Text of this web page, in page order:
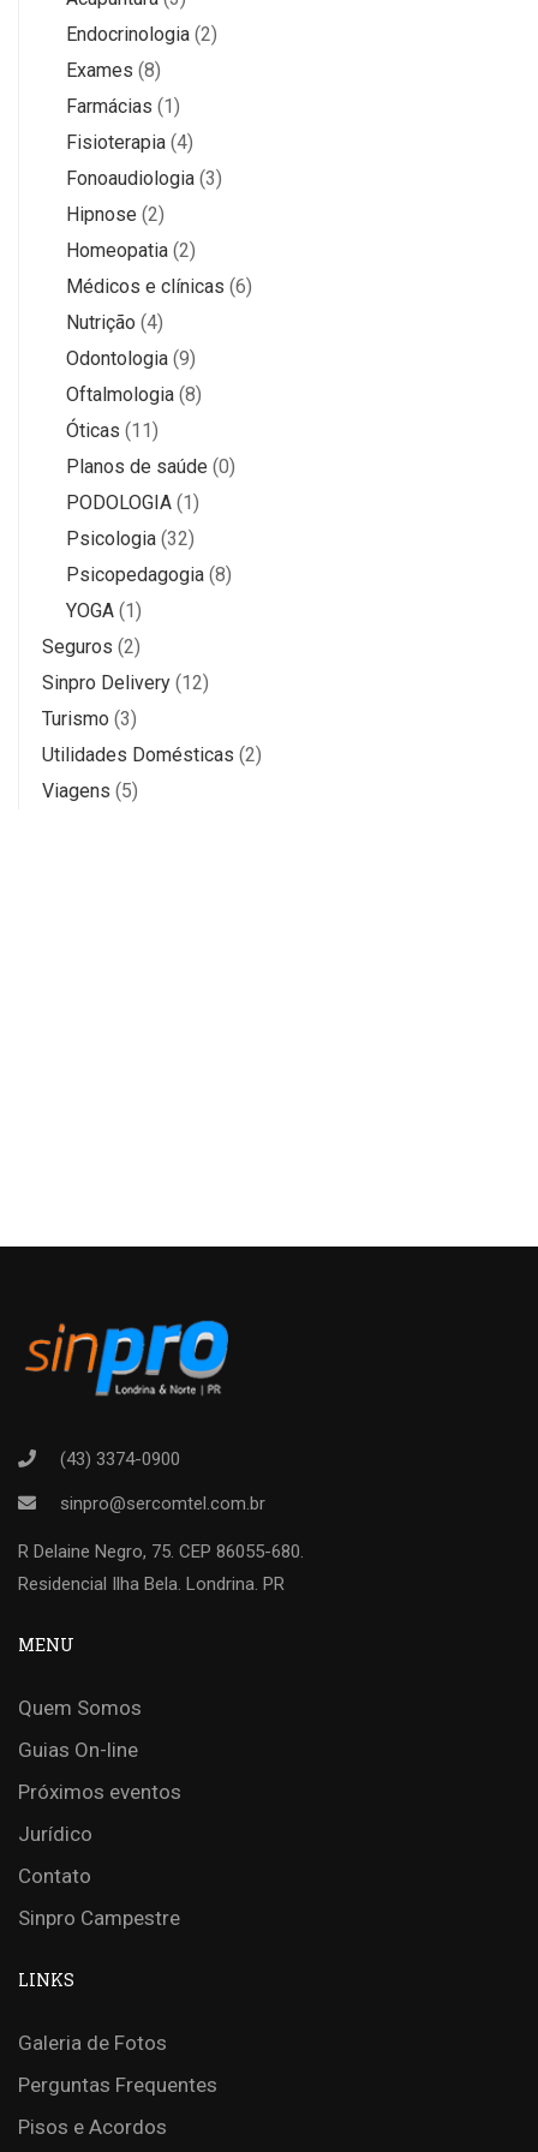
Endocrinologia (2)
Exames (8)
Farmácias (1)
Fisioterapia (4)
Fonoaudiologia (3)
Hipnose (2)
Homeopatia (2)
Médicos e clínicas (6)
Nutrição (4)
Odontologia (9)
Oftalmologia (8)
Óticas (11)
Planos de saúde (0)
PODOLOGIA (1)
Psicologia (32)
Psicopedagogia (8)
YOGA (1)
Seguros (2)
Sinpro Delivery (12)
Turismo (3)
Utilidades Domésticas (2)
Viagens (5)
(43) 3374-0900
sinpro@sercomtel.com.br
R Delaine Negro, 75. CEP 86055-680.
Residencial Ilha Bela. Londrina. PR
MENU
Quem Somos
Guias On-line
Próximos eventos
Jurídico
Contato
Sinpro Campestre
LINKS
Galeria de Fotos
Perguntas Frequentes
Pisos e Acordos